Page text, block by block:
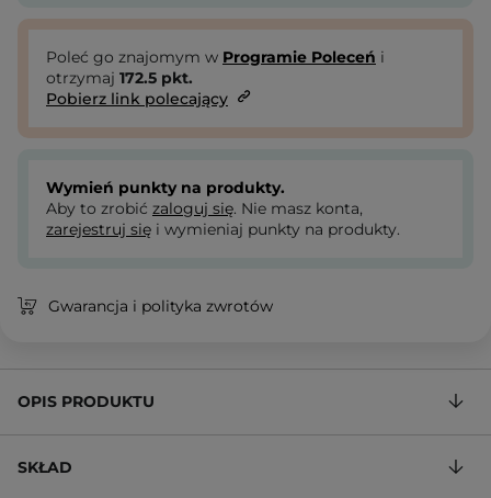
Poleć go znajomym w Programie Poleceń i
otrzymaj 172.5 pkt.
Pobierz link polecający
Wymień punkty na produkty.
Aby to zrobić zaloguj się. Nie masz konta,
zarejestruj się i wymieniaj punkty na produkty.
Gwarancja i polityka zwrotów
OPIS PRODUKTU
SKŁAD